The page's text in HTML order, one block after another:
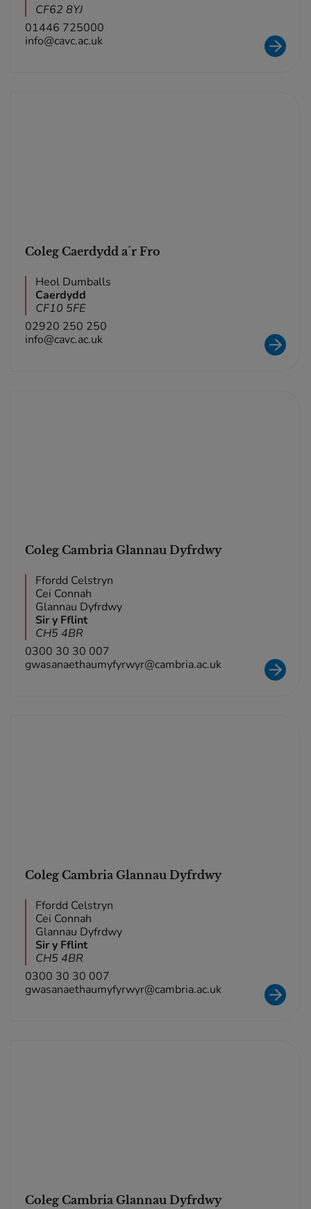
CF62 8YJ
01446 725000
info@cavc.ac.uk
Coleg Caerdydd a´r Fro
Heol Dumballs
Caerdydd
CF10 5FE
02920 250 250
info@cavc.ac.uk
Coleg Cambria Glannau Dyfrdwy
Ffordd Celstryn
Cei Connah
Glannau Dyfrdwy
Sir y Fflint
CH5 4BR
0300 30 30 007
gwasanaethaumyfyrwyr@cambria.ac.uk
Coleg Cambria Glannau Dyfrdwy
Ffordd Celstryn
Cei Connah
Glannau Dyfrdwy
Sir y Fflint
CH5 4BR
0300 30 30 007
gwasanaethaumyfyrwyr@cambria.ac.uk
Coleg Cambria Glannau Dyfrdwy